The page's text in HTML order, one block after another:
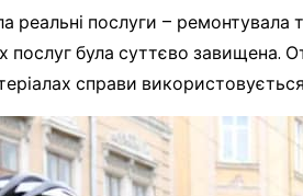
реальні послуги –
послуг була суттєво
справи